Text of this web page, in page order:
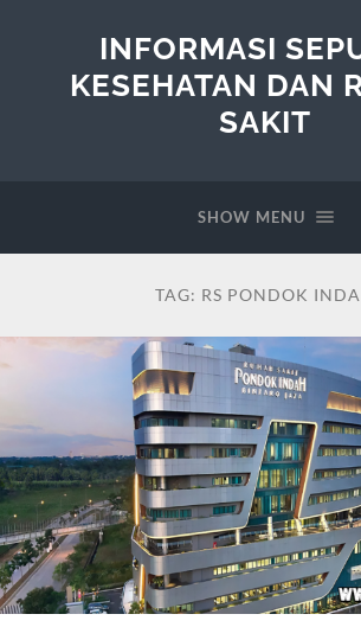
INFORMASI
KESEHATAN DAN
SAKIT
SHOW MENU
TAG: RS PONDOK